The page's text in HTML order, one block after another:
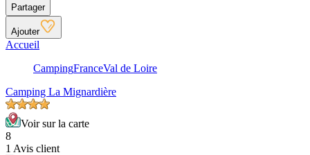
Partager
Ajouter
Accueil
CampingFranceVal de Loire
Camping La Mignardière
Voir sur la carte
8
1 Avis client